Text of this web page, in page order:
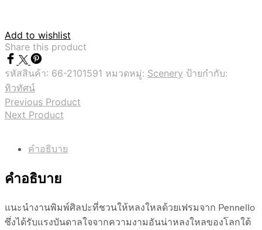
Add to wishlist
Share this product
รหัสสินค้า: 66-2101591 หมวดหมู่: Scenery ป้ายกำกับ:
ทิวทัศน์
Previous Product
Next Product
คำอธิบาย
คำอธิบาย
แนะนำงานพิมพ์ศิลปะที่ชวนให้หลงใหลด้วยเฟรมจาก Pennello
ซึ่งได้รับแรงบันดาลใจจากความงามอันน่าหลงใหลของโลกใต้